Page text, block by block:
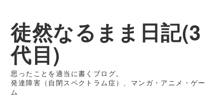
徒然なるまま日記(3
代目)
思ったことを適当に書くブログ。
発達障害（自閉スペクトラム症）、マンガ・アニメ・ゲー
ム